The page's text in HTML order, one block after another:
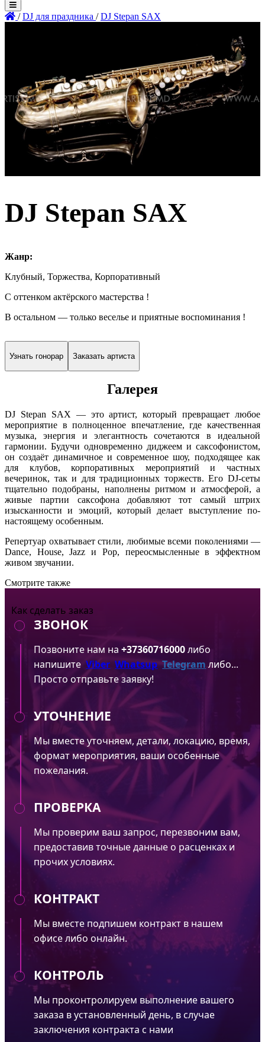
/ DJ для праздника / DJ Stepan SAX
ID: 756
DJ Stepan SAX
Жанр:
Клубный, Торжества, Корпоративный
С оттенком актёрского мастерства !
В остальном — только веселье и приятные воспоминания !
Узнать гонорар Заказать артиста
Галерея
DJ Stepan SAX — это артист, который превращает любое
мероприятие в полноценное впечатление, где качественная
музыка, энергия и элегантность сочетаются в идеальной
гармонии. Будучи одновременно диджеем и саксофонистом,
он создаёт динамичное и современное шоу, подходящее как
для клубов, корпоративных мероприятий и частных
вечеринок, так и для традиционных торжеств. Его DJ-сеты
тщательно подобраны, наполнены ритмом и атмосферой, а
живые партии саксофона добавляют тот самый штрих
изысканности и эмоций, который делает выступление по-
настоящему особенным.
Репертуар охватывает стили, любимые всеми поколениями —
Dance, House, Jazz и Pop, переосмысленные в эффектном
живом звучании.
Смотрите также
Как сделать заказ
ЗВОНОК
Позвоните нам на+37360716000либо
напишите Viber Whatsup Telegram либо...
Просто отправьте заявку!
УТОЧНЕНИЕ
Мы вместе уточняем, детали, локацию, время,
формат мероприятия, ваши особенные
пожелания.
ПРОВЕРКА
Мы проверим ваш запрос, перезвоним вам,
предоставив точные данные о расценках и
прочих условиях.
КОНТРАКТ
Мы вместе подпишем контракт в нашем
офисе либо онлайн.
КОНТРОЛЬ
Мы проконтролируем выполнение вашего
заказа в установленный день, в случае
заключения контракта с нами